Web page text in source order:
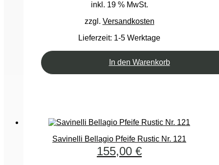
inkl. 19 % MwSt.
zzgl. Versandkosten
Lieferzeit: 1-5 Werktage
In den Warenkorb
Savinelli Bellagio Pfeife Rustic Nr. 121
155,00 €